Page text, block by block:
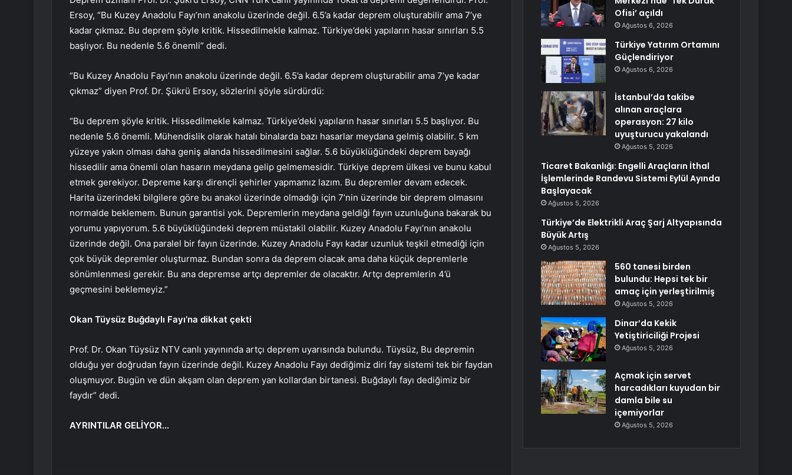
Ersoy, “Bu Kuzey Anadolu Fayı’nın anakolu üzerinde değil. 6.5’a kadar deprem oluşturabilir ama 7’ye
kadar çıkmaz. Bu deprem şöyle kritik. Hissedilmekle kalmaz. Türkiye’deki yapıların hasar sınırları 5.5
başlıyor. Bu nedenle 5.6 önemli” dedi.
“Bu Kuzey Anadolu Fayı’nın anakolu üzerinde değil. 6.5’a kadar deprem oluşturabilir ama 7’ye kadar
çıkmaz” diyen Prof. Dr. Şükrü Ersoy, sözlerini şöyle sürdürdü:
“Bu deprem şöyle kritik. Hissedilmekle kalmaz. Türkiye’deki yapıların hasar sınırları 5.5 başlıyor. Bu
nedenle 5.6 önemli. Mühendislik olarak hatalı binalarda bazı hasarlar meydana gelmiş olabilir. 5 km
yüzeye yakın olması daha geniş alanda hissedilmesini sağlar. 5.6 büyüklüğündeki deprem bayağı
hissedilir ama önemli olan hasarın meydana gelip gelmemesidir. Türkiye deprem ülkesi ve bunu kabul
etmek gerekiyor. Depreme karşı dirençli şehirler yapmamız lazım. Bu depremler devam edecek.
Harita üzerindeki bilgilere göre bu anakol üzerinde olmadığı için 7’nin üzerinde bir deprem olmasını
normalde beklemem. Bunun garantisi yok. Depremlerin meydana geldiği fayın uzunluğuna bakarak bu
yorumu yapıyorum. 5.6 büyüklüğündeki deprem müstakil olabilir. Kuzey Anadolu Fayı’nın anakolu
üzerinde değil. Ona paralel bir fayın üzerinde. Kuzey Anadolu Fayı kadar uzunluk teşkil etmediği için
çok büyük depremler oluşturmaz. Bundan sonra da deprem olacak ama daha küçük depremlerle
sönümlenmesi gerekir. Bu ana depremse artçı depremler de olacaktır. Artçı depremlerin 4’ü
geçmesini beklemeyiz.”
Okan Tüysüz Buğdaylı Fayı’na dikkat çekti
Prof. Dr. Okan Tüysüz NTV canlı yayınında artçı deprem uyarısında bulundu. Tüysüz, Bu depremin
olduğu yer doğrudan fayın üzerinde değil. Kuzey Anadolu Fayı dediğimiz diri fay sistemi tek bir faydan
oluşmuyor. Bugün ve dün akşam olan deprem yan kollardan birtanesi. Buğdaylı fayı dediğimiz bir
faydır” dedi.
AYRINTILAR GELİYOR…
Ofisi’ açıldı
Ağustos 6, 2026
Türkiye Yatırım Ortamını
Güçlendiriyor
Ağustos 6, 2026
İstanbul’da takibe
alınan araçlara
operasyon: 27 kilo
uyuşturucu yakalandı
Ağustos 5, 2026
Ticaret Bakanlığı: Engelli Araçların İthal
İşlemlerinde Randevu Sistemi Eylül Ayında
Başlayacak
Ağustos 5, 2026
Türkiye’de Elektrikli Araç Şarj Altyapısında
Büyük Artış
Ağustos 5, 2026
560 tanesi birden
bulundu: Hepsi tek bir
amaç için yerleştirilmiş
Ağustos 5, 2026
Dinar’da Kekik
Yetiştiriciliği Projesi
Ağustos 5, 2026
Açmak için servet
harcadıkları kuyudan bir
damla bile su
içemiyorlar
Ağustos 5, 2026